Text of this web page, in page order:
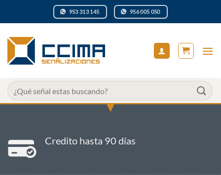
953 313 145 956 005 050
Buscar
por:
Credito hasta 90 días